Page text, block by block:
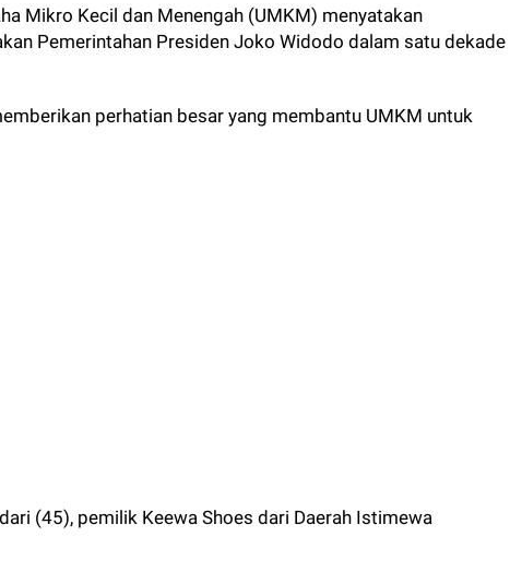
Mikro Kecil dan Menengah (UMKM) menyatakan
Pemerintahan Presiden Joko Widodo dalam satu dekade
perhatian besar yang membantu UMKM untuk
(45), pemilik Keewa Shoes dari Daerah Istimewa